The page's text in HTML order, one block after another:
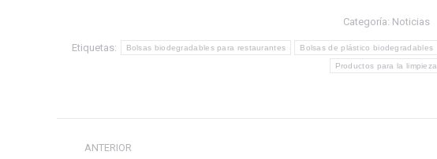
Categoría: Noticias
Etiquetas: Bolsas biodegradables para restaurantes Bolsas de plástico biodegradables
Productos para la limpieza
ANTERIOR